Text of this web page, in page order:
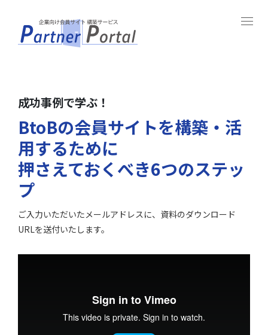
成功事例で学ぶ！
BtoBの会員サイトを構築・活
用するために
押さえておくべき6つのステッ
プ
ご入力いただいたメールアドレスに、資料のダウンロード
URLを送付いたします。